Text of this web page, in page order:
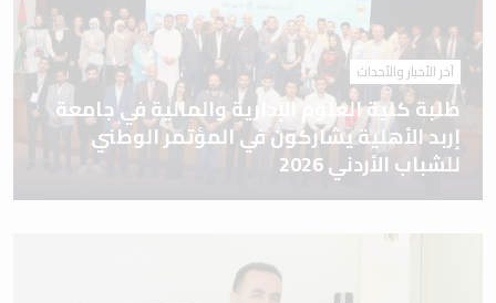
آخر الأخبار والأحداث
طلبة كلية العلوم الإدارية والمالية في جامعة
إربد الأهلية يشاركون في المؤتمر الوطني
للشباب الأردني 2026